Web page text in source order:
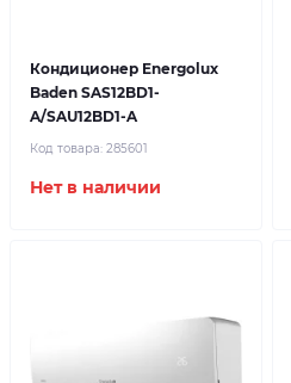
Кондиционер Energolux
Baden SAS12BD1-
A/SAU12BD1-A
Код товара: 285601
Нет в наличии